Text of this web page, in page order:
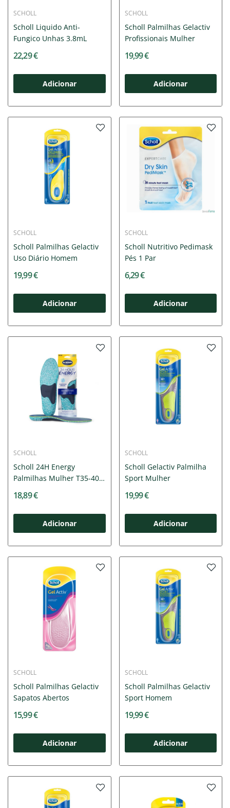
SCHOLL
Scholl Liquido Anti-
Fungico Unhas 3.8mL
22,29 €
Adicionar
SCHOLL
Scholl Palmilhas Gelactiv
Profissionais Mulher
19,99 €
Adicionar
SCHOLL
Scholl Palmilhas Gelactiv
Uso Diário Homem
19,99 €
Adicionar
SCHOLL
Scholl Nutritivo Pedimask
Pés 1 Par
6,29 €
Adicionar
SCHOLL
Scholl 24H Energy
Palmilhas Mulher T35-40
18,89 €
Adicionar
SCHOLL
Scholl Gelactiv Palmilha
Sport Mulher
19,99 €
Adicionar
SCHOLL
Scholl Palmilhas Gelactiv
Sapatos Abertos
15,99 €
Adicionar
SCHOLL
Scholl Palmilhas Gelactiv
Sport Homem
19,99 €
Adicionar